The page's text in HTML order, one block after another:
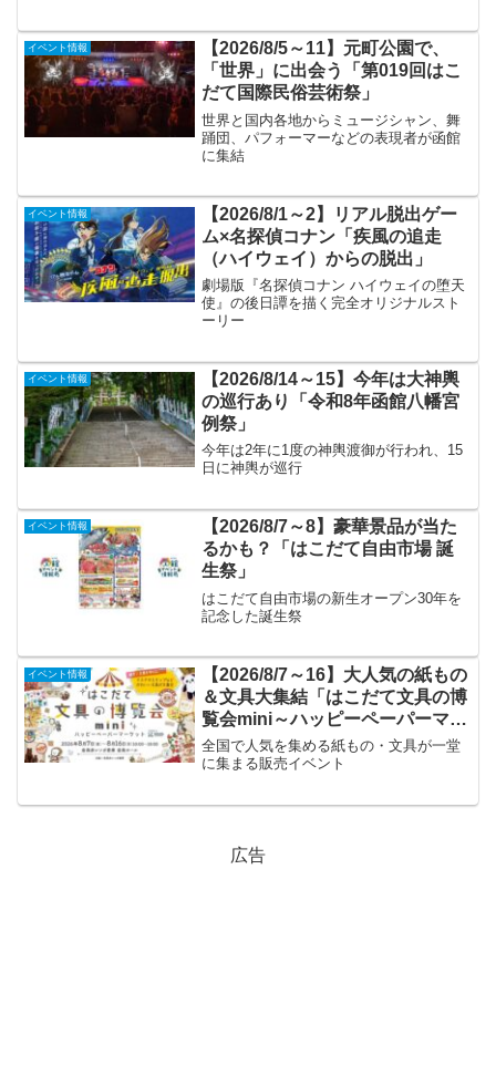
イベント情報
【2026/8/5～11】元町公園で、
「世界」に出会う「第019回はこ
だて国際民俗芸術祭」
世界と国内各地からミュージシャン、舞
踊団、パフォーマーなどの表現者が函館
に集結
イベント情報
【2026/8/1～2】リアル脱出ゲー
ム×名探偵コナン「疾風の追走
（ハイウェイ）からの脱出」
劇場版『名探偵コナン ハイウェイの堕天
使』の後日譚を描く完全オリジナルスト
ーリー
イベント情報
【2026/8/14～15】今年は大神輿
の巡行あり「令和8年函館八幡宮
例祭」
今年は2年に1度の神輿渡御が行われ、15
日に神輿が巡行
イベント情報
【2026/8/7～8】豪華景品が当た
るかも？「はこだて自由市場 誕
生祭」
はこだて自由市場の新生オープン30年を
記念した誕生祭
イベント情報
【2026/8/7～16】大人気の紙もの
＆文具大集結「はこだて文具の博
覧会mini～ハッピーペーパーマー
ケット～」
全国で人気を集める紙もの・文具が一堂
に集まる販売イベント
広告